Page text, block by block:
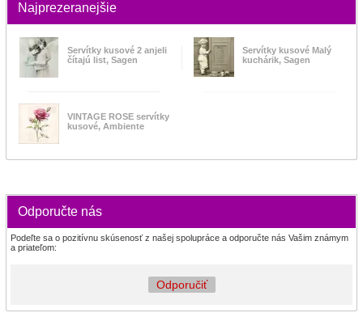
Najprezeranejšie
Servítky kusové 2 anjeli
čítajú list, Sagen
Servítky kusové Malý
kuchárik, Sagen
VINTAGE ROSE servítky
kusové, Ambiente
Odporučte nás
Podeľte sa o pozitívnu skúsenosť z našej spolupráce a odporučte nás Vašim známym
a priateľom:
Odporučiť